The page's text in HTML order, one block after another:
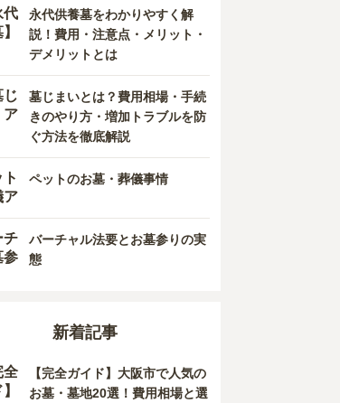
県
永代供養墓をわかりやすく解
説！費用・注意点・メリット・
デメリットとは
墓じまいとは？費用相場・手続
きのやり方・増加トラブルを防
ぐ方法を徹底解説
ペットのお墓・葬儀事情
バーチャル法要とお墓参りの実
態
新着記事
【完全ガイド】大阪市で人気の
お墓・墓地20選！費用相場と選